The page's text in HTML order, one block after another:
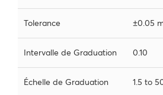
Tolerance ±0.05
Intervalle de Graduation 0.10
Échelle de Graduation 1.5 to